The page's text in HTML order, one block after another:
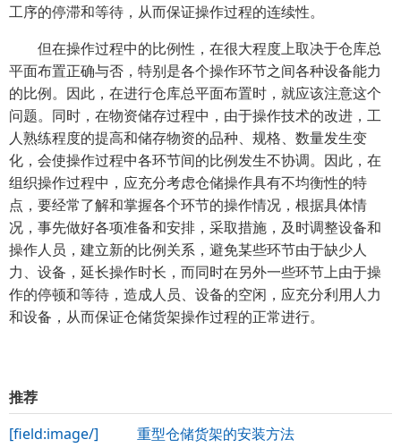
工序的停滞和等待，从而保证操作过程的连续性。
但在操作过程中的比例性，在很大程度上取决于仓库总
平面布置正确与否，特别是各个操作环节之间各种设备能力
的比例。因此，在进行仓库总平面布置时，就应该注意这个
问题。同时，在物资储存过程中，由于操作技术的改进，工
人熟练程度的提高和储存物资的品种、规格、数量发生变
化，会使操作过程中各环节间的比例发生不协调。因此，在
组织操作过程中，应充分考虑仓储操作具有不均衡性的特
点，要经常了解和掌握各个环节的操作情况，根据具体情
况，事先做好各项准备和安排，采取措施，及时调整设备和
操作人员，建立新的比例关系，避免某些环节由于缺少人
力、设备，延长操作时长，而同时在另外一些环节上由于操
作的停顿和等待，造成人员、设备的空闲，应充分利用人力
和设备，从而保证仓储货架操作过程的正常进行。
推荐
[field:image/]
重型仓储货架的安装方法